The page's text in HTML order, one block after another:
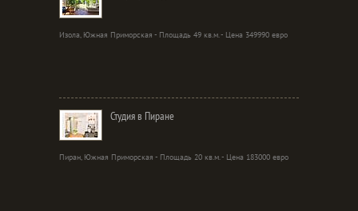
Изола, Южная Приморская - Площадь 49 кв.м. - Цена 349990 евро
Студия в Пиране
Пиран, Южная Приморская - Площадь 20 кв.м. - Цена 183000 евро